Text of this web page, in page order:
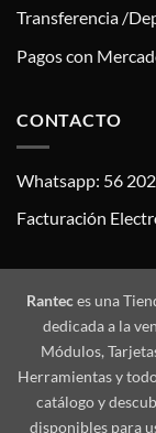
Transferencia /
Pagos con
CONTACTO
Whatsapp: 56
Facturación
Ranteces una
dedicada a la
Módulos,
Herramientas y
catálogo y
disponibles para